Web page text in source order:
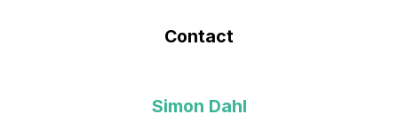
Contact
Simon Dahl